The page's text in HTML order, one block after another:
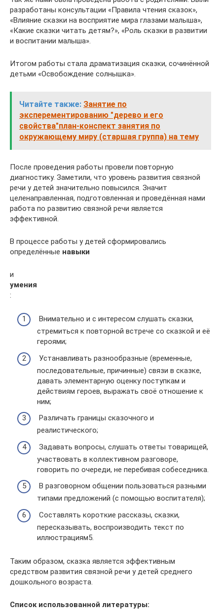
разработаны консультации «Правила чтения сказок»,
«Влияние сказки на восприятие мира глазами малыша»,
«Какие сказки читать детям?», «Роль сказки в развитии
и воспитании малыша».
Итогом работы стала драматизация сказки, сочинённой
детьми «Освобождение солнышка».
Читайте также: Занятие по
эксперементированию "дерево и его
свойства"план-конспект занятия по
окружающему миру (старшая группа) на тему
После проведения работы провели повторную
диагностику. Заметили, что уровень развития связной
речи у детей значительно повысился. Значит
целенаправленная, подгoтовленная и проведённая нами
работа по развитию связной речи является
эффективной.
В процессе работы у детей сформировались
определённые навыки
и
умения
:
Внимательно и с интересом слушать сказки,
стремиться к повторной встрече со сказкой и её
героями;
Устанавливать разнообразные (временные,
последовательные, причинные) связи в сказке,
давать элементарную оценку поступкам и
действиям героев, выражать своё отношение к
ним;
Различать границы сказочного и
реалистического;
Задавать вопросы, слушать ответы товарищей,
участвовать в коллективном разговоре,
говорить по очереди, не перебивая собеседника.
В разговорном общении пользоваться разными
типами предложений (с помощью воспитателя);
Составлять короткие рассказы, сказки,
пересказывать, воспроизводить текст по
иллюстрациям5.
Таким образом, сказка является эффективным
средством развития связной речи у детей среднего
дошкольного возраста.
Список использованной литературы: